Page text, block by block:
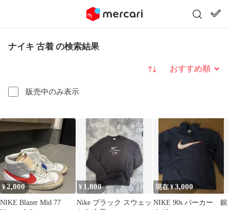
ナイキ 古着 の検索結果
販売中のみ表示
並び替え
¥2,000
NIKE Blazer Mid 77
¥ 1,800
Nike ブラック スウェッ
現在 ¥3,000
NIKE 90s パーカー 銀